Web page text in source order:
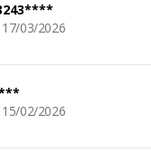
03/2026
02/2026